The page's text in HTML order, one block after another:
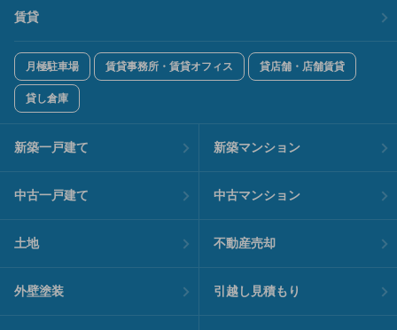
賃貸
月極駐車場 賃貸事務所・賃貸オフィス 貸店舗・店舗賃貸
貸し倉庫
新築一戸建て 新築マンション
中古一戸建て 中古マンション
土地 不動産売却
外壁塗装 引越し見積もり